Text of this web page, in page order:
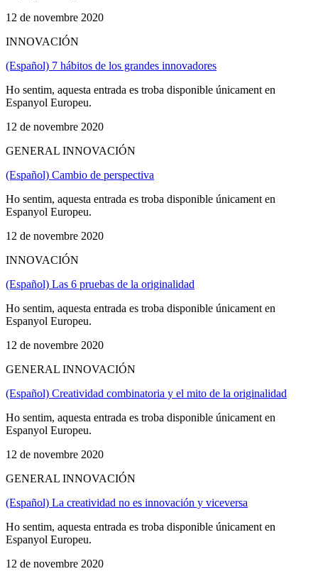
12 de novembre 2020
INNOVACIÓN
(Español) 7 hábitos de los grandes innovadores
Ho sentim, aquesta entrada es troba disponible únicament en
Espanyol Europeu.
12 de novembre 2020
GENERAL INNOVACIÓN
(Español) Cambio de perspectiva
Ho sentim, aquesta entrada es troba disponible únicament en
Espanyol Europeu.
12 de novembre 2020
INNOVACIÓN
(Español) Las 6 pruebas de la originalidad
Ho sentim, aquesta entrada es troba disponible únicament en
Espanyol Europeu.
12 de novembre 2020
GENERAL INNOVACIÓN
(Español) Creatividad combinatoria y el mito de la originalidad
Ho sentim, aquesta entrada es troba disponible únicament en
Espanyol Europeu.
12 de novembre 2020
GENERAL INNOVACIÓN
(Español) La creatividad no es innovación y viceversa
Ho sentim, aquesta entrada es troba disponible únicament en
Espanyol Europeu.
12 de novembre 2020